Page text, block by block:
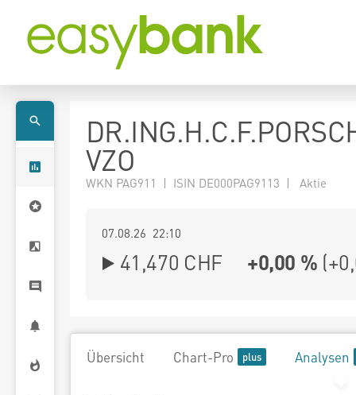
VZO
WKN PAG911 | ISIN DE000PAG9113 | Aktie
07.08.26 22:10
41,470 CHF +0,00 % (
Übersicht Chart-Pro Analysen